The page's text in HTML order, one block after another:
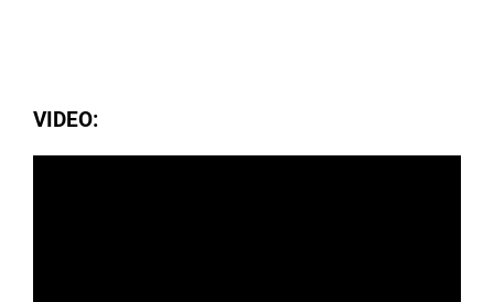
VIDEO: